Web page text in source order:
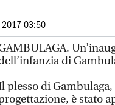
2017 03:50
di
plesso di
è stato